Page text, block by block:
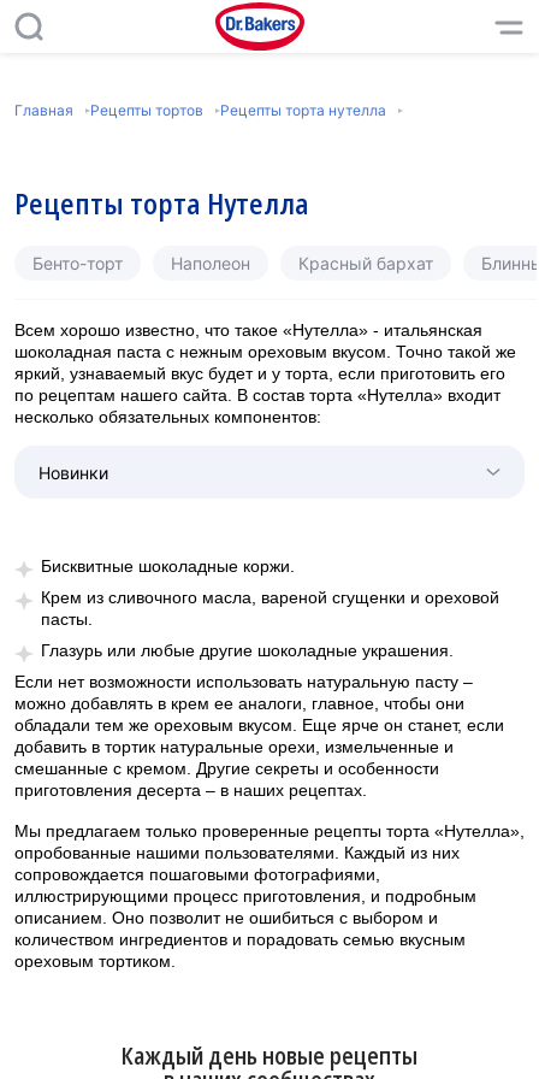
Главная Рецепты тортов Рецепты торта нутелла
Рецепты торта Нутелла
Бенто-торт Наполеон Красный бархат
Всем хорошо известно, что такое «Нутелла» - итальянская
шоколадная паста с нежным ореховым вкусом. Точно такой же
яркий, узнаваемый вкус будет и у торта, если приготовить его
по рецептам нашего сайта. В состав торта «Нутелла» входит
несколько обязательных компонентов:
Новинки
Бисквитные шоколадные коржи.
Крем из сливочного масла, вареной сгущенки и ореховой
пасты.
Глазурь или любые другие шоколадные украшения.
Если нет возможности использовать натуральную пасту –
можно добавлять в крем ее аналоги, главное, чтобы они
обладали тем же ореховым вкусом. Еще ярче он станет, если
добавить в тортик натуральные орехи, измельченные и
смешанные с кремом. Другие секреты и особенности
приготовления десерта – в наших рецептах.
Мы предлагаем только проверенные рецепты торта «Нутелла»,
опробованные нашими пользователями. Каждый из них
сопровождается пошаговыми фотографиями,
иллюстрирующими процесс приготовления, и подробным
описанием. Оно позволит не ошибиться с выбором и
количеством ингредиентов и порадовать семью вкусным
ореховым тортиком.
Каждый день новые рецепты